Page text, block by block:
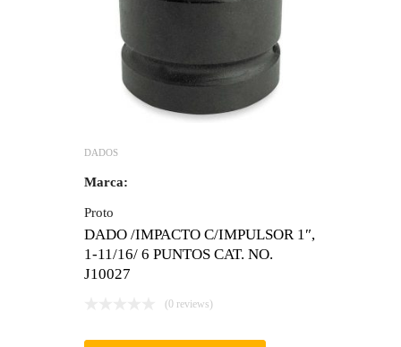
DADOS
Marca:
Proto
DADO /IMPACTO C/IMPULSOR 1″,
1-11/16/ 6 PUNTOS CAT. NO.
J10027
(0 reviews)